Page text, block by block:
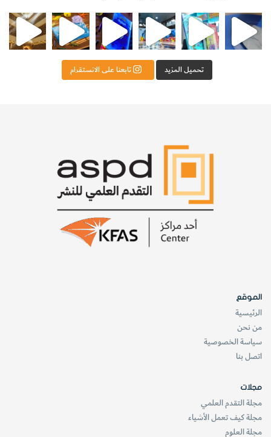
لشؤون الش
من الأعماق نكتشف ومن الكتب نتعلّم
⁨ ⁨ نتشرف بدعوتكم لزيارة جناح التقدم العلمي للنشر ⁨ رجعنا! ما كنّا بعيد! مجهزين لكم كل جديد!⁩
تحميل المزيد تابعنا على الانستقرام
الموقع
الرئيسية
من نحن
سياسة الخصوصية
اتصل بنا
مجلات
مجلة التقدم العلمي
مجلة كيف تعمل الأشياء
مجلة العلوم